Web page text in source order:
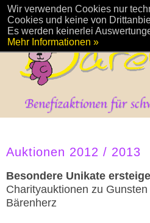
Auktionen 2012 / 2013
Besondere Unikate
Charityauktionen zu
Bärenherz
Wir verwenden Cookies nur
Cookies und keine von
Es werden keinerlei
Mehr Informationen »